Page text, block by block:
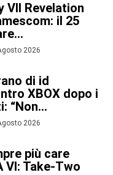
VII Revelation
il 25
2026
di id
XBOX dopo i
“Non...
2026
più care
VI: Take-Two